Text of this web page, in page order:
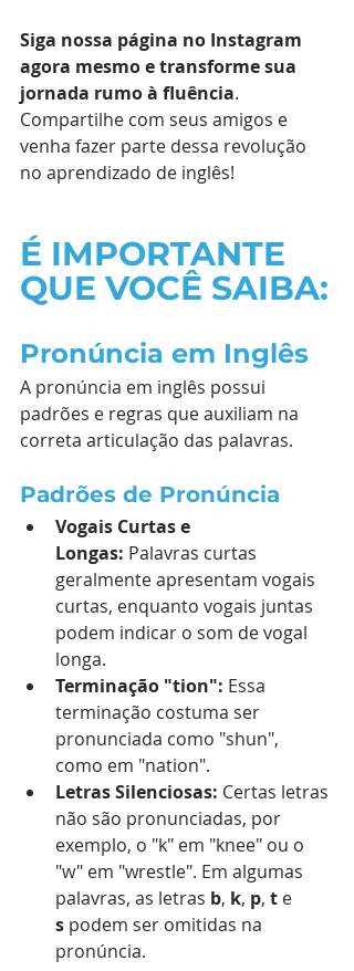
Siga nossa página no Instagram
agora mesmo e transforme sua
jornada rumo à fluência.
Compartilhe com seus amigos e
venha fazer parte dessa revolução
no aprendizado de inglês!
É IMPORTANTE
QUE VOCÊ SAIBA:
Pronúncia em Inglês
A pronúncia em inglês possui
padrões e regras que auxiliam na
correta articulação das palavras.
Padrões de Pronúncia
Vogais Curtas e
Longas: Palavras curtas
geralmente apresentam vogais
curtas, enquanto vogais juntas
podem indicar o som de vogal
longa.
Terminação "tion": Essa
terminação costuma ser
pronunciada como "shun",
como em "nation".
Letras Silenciosas: Certas letras
não são pronunciadas, por
exemplo, o "k" em "knee" ou o
"w" em "wrestle". Em algumas
palavras, as letras b, k, p, t e
s podem ser omitidas na
pronúncia.